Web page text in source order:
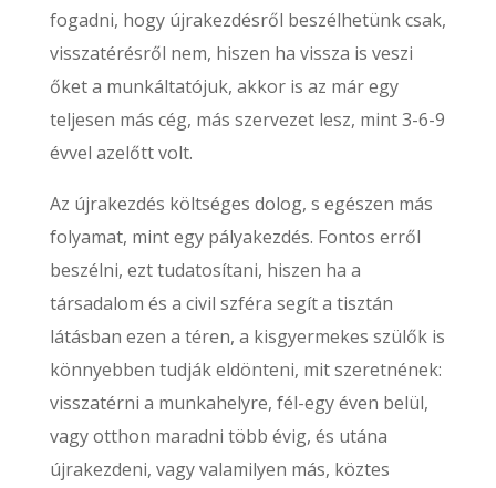
fogadni, hogy újrakezdésről beszélhetünk csak,
visszatérésről nem, hiszen ha vissza is veszi
őket a munkáltatójuk, akkor is az már egy
teljesen más cég, más szervezet lesz, mint 3-6-9
évvel azelőtt volt.
Az újrakezdés költséges dolog, s egészen más
folyamat, mint egy pályakezdés. Fontos erről
beszélni, ezt tudatosítani, hiszen ha a
társadalom és a civil szféra segít a tisztán
látásban ezen a téren, a kisgyermekes szülők is
könnyebben tudják eldönteni, mit szeretnének:
visszatérni a munkahelyre, fél-egy éven belül,
vagy otthon maradni több évig, és utána
újrakezdeni, vagy valamilyen más, köztes